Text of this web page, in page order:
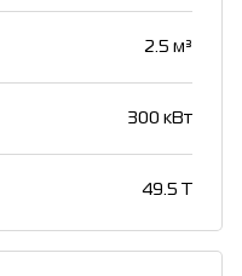
2.5 м³
300 кВт
49.5 T